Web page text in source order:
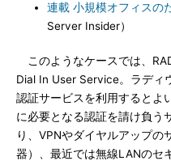
連載 小規模オフィスの
Server Insider）
このようなケースでは、
Dial In User Service。ラディ
認証サービスを利用するとよ
に必要となる認証を請け負う
り、VPNやダイヤルアップの
器）、最近では無線LANのセ